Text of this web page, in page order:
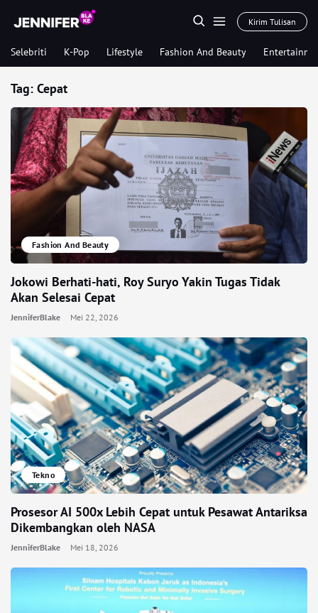
Kirim Tulisan
Selebriti K-Pop Lifestyle Fashion And Beauty
Tag: Cepat
Fashion And Beauty
Jokowi Berhati-hati, Roy Suryo Yakin Tugas Tidak
Akan Selesai Cepat
JenniferBlake Mei 22, 2026
Tekno
Prosesor AI 500x Lebih Cepat untuk Pesawat Antariksa
Dikembangkan oleh NASA
JenniferBlake Mei 18, 2026